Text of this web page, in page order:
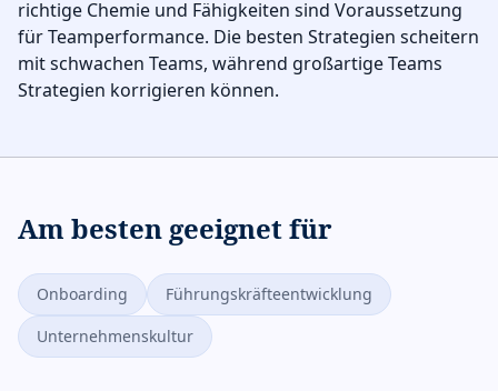
richtige Chemie und Fähigkeiten sind Voraussetzung
für Teamperformance. Die besten Strategien scheitern
mit schwachen Teams, während großartige Teams
Strategien korrigieren können.
Am besten geeignet für
Onboarding
Führungskräfteentwicklung
Unternehmenskultur